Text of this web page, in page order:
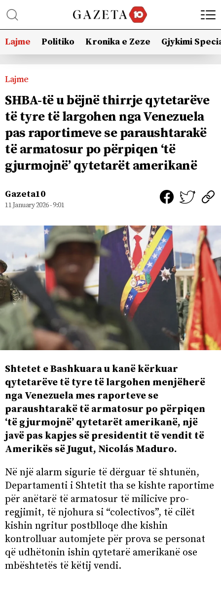
Lajme Politiko Kronika e Zeze Gjykimi
Lajme
SHBA-të u bëjnë thirrje qytetarëve
të tyre të largohen nga Venezuela
pas raportimeve se paraushtarakë
të armatosur po përpiqen ‘të
gjurmojnë’ qytetarët amerikanë
Gazeta10
11 January 2026 - 9:01
Shtetet e Bashkuara u kanë kërkuar
qytetarëve të tyre të largohen menjëherë
nga Venezuela mes raporteve se
paraushtarakë të armatosur po përpiqen
‘të gjurmojnë’ qytetarët amerikanë, një
javë pas kapjes së presidentit të vendit të
Amerikës së Jugut, Nicolás Maduro.
Në një alarm sigurie të dërguar të shtunën,
Departamenti i Shtetit tha se kishte raportime
për anëtarë të armatosur të milicive pro-
regjimit, të njohura si “colectivos”, të cilët
kishin ngritur postblloqe dhe kishin
kontrolluar automjete për prova se personat
që udhëtonin ishin qytetarë amerikanë ose
mbështetës të këtij vendi.